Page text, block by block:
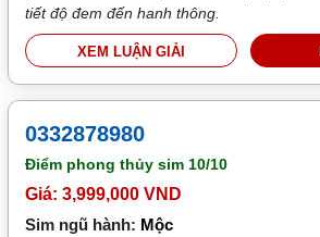
tiết độ đem đến hanh thông.
XEM LUẬN GIẢI
0332878980
Điểm phong thủy sim 10/10
Giá: 3,999,000 VND
Sim ngũ hành: Mộc